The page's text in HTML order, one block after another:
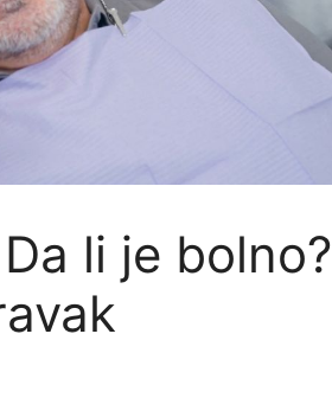
li je bolno?